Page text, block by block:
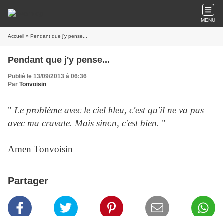
MENU
Accueil » Pendant que j'y pense...
Pendant que j'y pense...
Publié le 13/09/2013 à 06:36
Par Tonvoisin
" Le problème avec le ciel bleu, c'est qu'il ne va pas
avec ma cravate. Mais sinon, c'est bien. "
Amen Tonvoisin
Partager